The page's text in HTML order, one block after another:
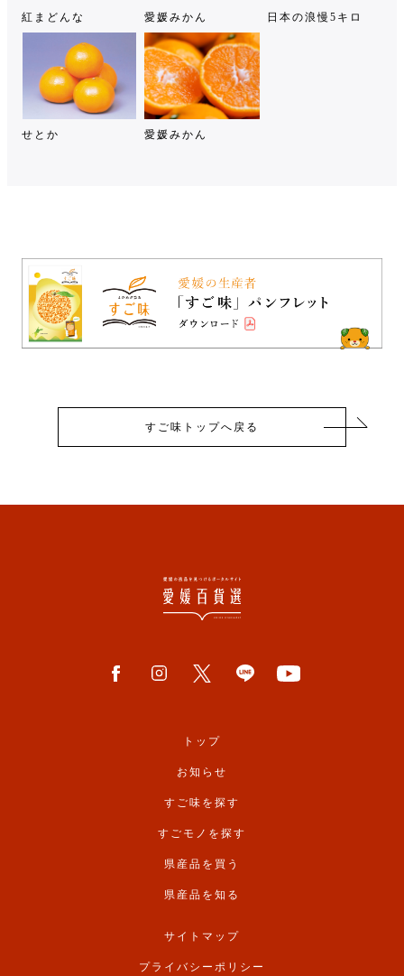
紅まどんな 愛媛みかん 日本の浪慢5キロ
せとか 愛媛みかん
すご味トップへ戻る
トップ
お知らせ
すご味を探す
すごモノを探す
県産品を買う
県産品を知る
サイトマップ
プライバシーポリシー